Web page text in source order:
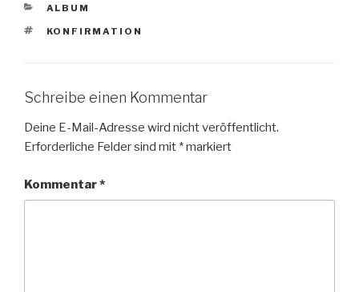
KATEGORIEN
ALBUM
SCHLAGWÖRTER
KONFIRMATION
Schreibe einen Kommentar
Deine E-Mail-Adresse wird nicht veröffentlicht.
Erforderliche Felder sind mit *markiert
Kommentar*